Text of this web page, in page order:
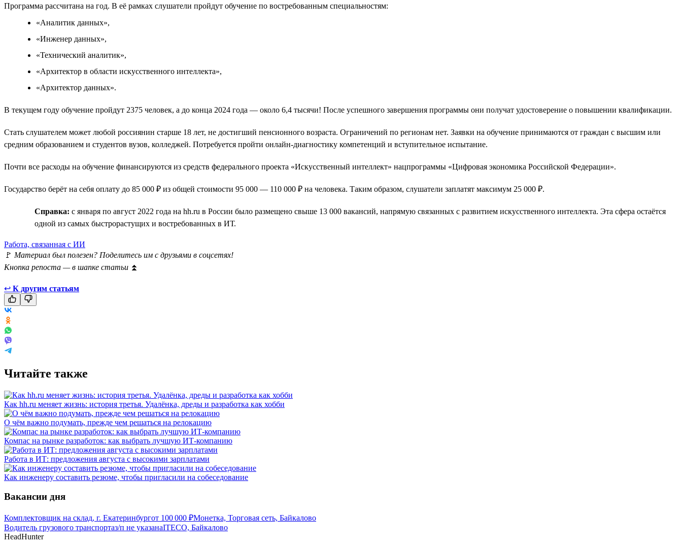
Программа рассчитана на год. В её рамках слушатели пройдут обучение по востребованным специальностям:
«Аналитик данных»,
«Инженер данных»,
«Технический аналитик»,
«Архитектор в области искусственного интеллекта»,
«Архитектор данных».
В текущем году обучение пройдут 2375 человек, а до конца 2024 года — около 6,4 тысячи! После успешного завершения программы они получат удостоверение о повышении квалификации.
Стать слушателем может любой россиянин старше 18 лет, не достигший пенсионного возраста. Ограничений по регионам нет. Заявки на обучение принимаются от граждан с высшим или
средним образованием и студентов вузов, колледжей. Потребуется пройти онлайн-диагностику компетенций и вступительное испытание.
Почти все расходы на обучение финансируются из средств федерального проекта «Искусственный интеллект» нацпрограммы «Цифровая экономика Российской Федерации».
Государство берёт на себя оплату до 85 000 ₽ из общей стоимости 95 000 — 110 000 ₽ на человека. Таким образом, слушатели заплатят максимум 25 000 ₽.
Справка: с января по август 2022 года на hh.ru в России было размещено свыше 13 000 вакансий, напрямую связанных с развитием искусственного интеллекта. Эта сфера остаётся
одной из самых быстрорастущих и востребованных в ИТ.
Работа, связанная с ИИ
🚩 Материал был полезен? Поделитесь им с друзьями в соцсетях!
Кнопка репоста — в шапке статьи ⏫
↩ К другим статьям
Читайте также
Как hh.ru меняет жизнь: история третья. Удалёнка, дреды и разработка как хобби
О чём важно подумать, прежде чем решаться на релокацию
Компас на рынке разработок: как выбрать лучшую ИТ-компанию
Работа в ИТ: предложения августа с высокими зарплатами
Как инженеру составить резюме, чтобы пригласили на собеседование
Вакансии дня
Комплектовщик на склад, г. Екатеринбургот 100 000 ₽Монетка, Торговая сеть, Байкалово
Водитель грузового транспортаз/п не указанаITECO, Байкалово
HeadHunter